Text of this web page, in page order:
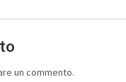
un commento.